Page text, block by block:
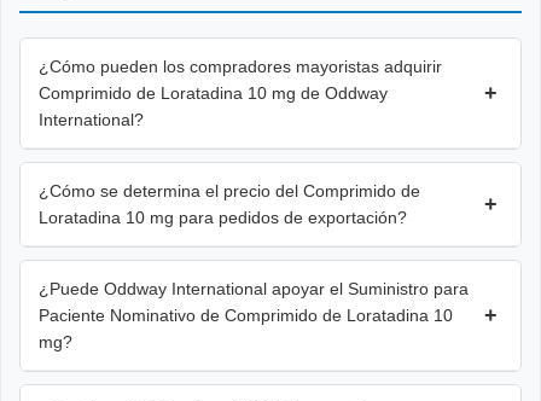
¿Cómo pueden los compradores mayoristas adquirir
Comprimido de Loratadina 10 mg de Oddway
International?
+
¿Cómo se determina el precio del Comprimido de
Loratadina 10 mg para pedidos de exportación?
+
¿Puede Oddway International apoyar el Suministro para
Paciente Nominativo de Comprimido de Loratadina 10
mg?
+